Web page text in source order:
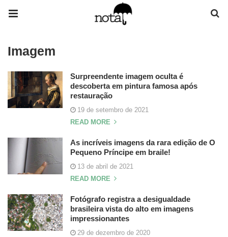
Imagem
Surpreendente imagem oculta é
descoberta em pintura famosa após
restauração
19 de setembro de 2021
READ MORE
As incríveis imagens da rara edição de O
Pequeno Príncipe em braile!
13 de abril de 2021
READ MORE
Fotógrafo registra a desigualdade
brasileira vista do alto em imagens
impressionantes
29 de dezembro de 2020